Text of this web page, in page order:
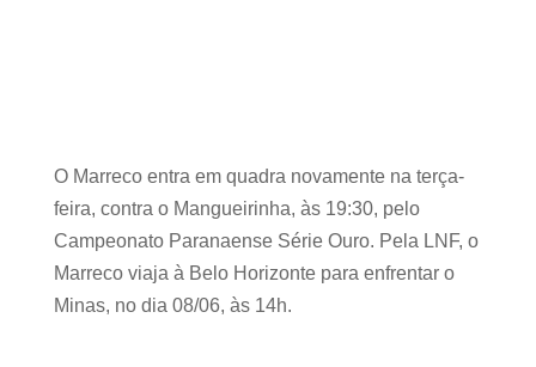
O Marreco entra em quadra novamente na terça-
feira, contra o Mangueirinha, às 19:30, pelo
Campeonato Paranaense Série Ouro. Pela LNF, o
Marreco viaja à Belo Horizonte para enfrentar o
Minas, no dia 08/06, às 14h.